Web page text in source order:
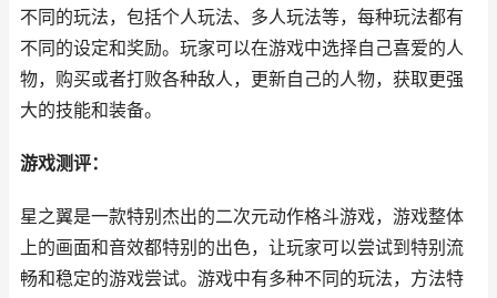
不同的玩法，包括个人玩法、多人玩法等，每种玩法都有
不同的设定和奖励。玩家可以在游戏中选择自己喜爱的人
物，购买或者打败各种敌人，更新自己的人物，获取更强
大的技能和装备。
游戏测评：
星之翼是一款特别杰出的二次元动作格斗游戏，游戏整体
上的画面和音效都特别的出色，让玩家可以尝试到特别流
畅和稳定的游戏尝试。游戏中有多种不同的玩法，方法特